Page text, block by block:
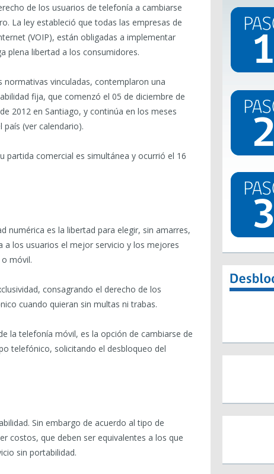
de los usuarios de telefonía a cambiarse
La ley estableció que todas las empresas de
(VOIP), están obligadas a implementar
plena libertad a los consumidores.
normativas vinculadas, contemplaron una
fija, que comenzó el 05 de diciembre de
2012 en Santiago, y continúa en los meses
país (ver calendario).
partida comercial es simultánea y ocurrió el 16
numérica es la libertad para elegir, sin amarres,
los usuarios el mejor servicio y los mejores
móvil.
consagrando el derecho de los
cuando quieran sin multas ni trabas.
la telefonía móvil, es la opción de cambiarse de
telefónico, solicitando el desbloqueo del
Sin embargo de acuerdo al tipo de
costos, que deben ser equivalentes a los que
sin portabilidad.